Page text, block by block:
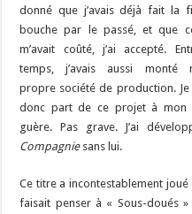
donné que j’avais déjà fait la
bouche par le passé, et que
m’avait coûté, j’ai accepté.
temps, j’avais aussi monté
propre société de production. Je
donc part de ce projet à mon
guère. Pas grave. J’ai
Compagniesans lui.
Ce titre a incontestablement
faisait penser à « Sous-doués